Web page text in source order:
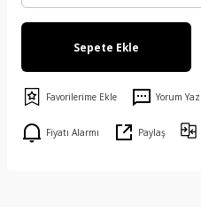
Sepete Ekle
Yorum Yaz
Fiyatı Alarmı Paylaş